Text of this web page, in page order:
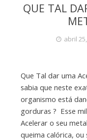
QUE TAL
abril
Que Tal dar uma
sabia que neste
organismo está
gorduras ? Esse
Acelerar o seu
queima calórica, ou